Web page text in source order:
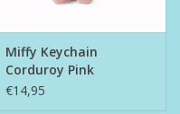
Miffy Keychain
Corduroy Pink
€14,95